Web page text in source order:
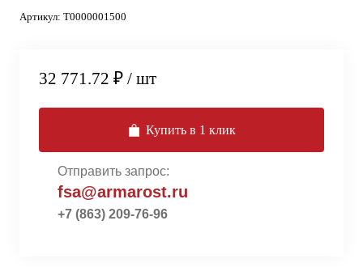
Артикул: Т0000001500
32 771.72 ₽ / шт
Купить в 1 клик
Отправить запрос:
fsa@armarost.ru
+7 (863) 209-76-96